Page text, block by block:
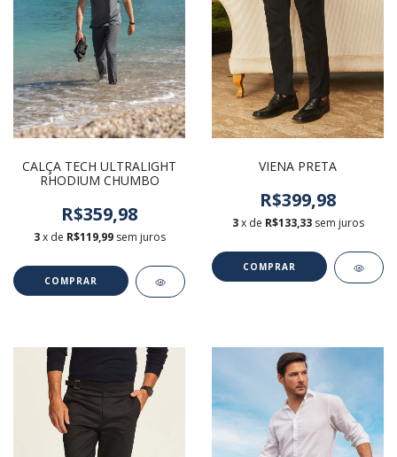
CALÇA TECH ULTRALIGHT
RHODIUM CHUMBO
R$359,98
3 x de R$119,99 sem juros
COMPRAR
VIENA PRETA
R$399,98
3 x de R$133,33 sem juros
COMPRAR